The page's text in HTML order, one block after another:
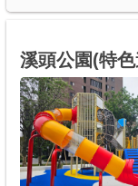
溪頭公園(特